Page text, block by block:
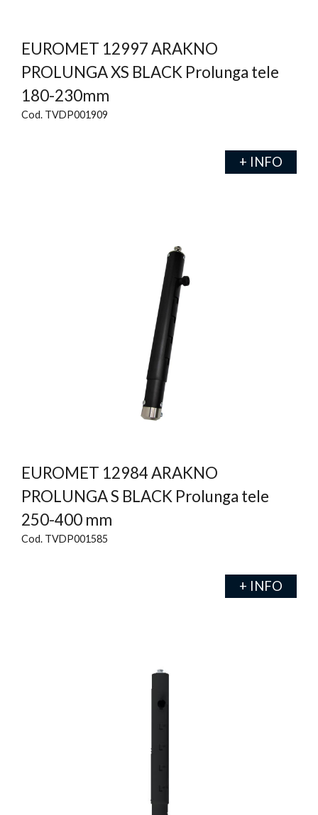
EUROMET 12997 ARAKNO
PROLUNGA XS BLACK Prolunga tele
180-230mm
Cod. TVDP001909
+ INFO
EUROMET 12984 ARAKNO
PROLUNGA S BLACK Prolunga tele
250-400 mm
Cod. TVDP001585
+ INFO